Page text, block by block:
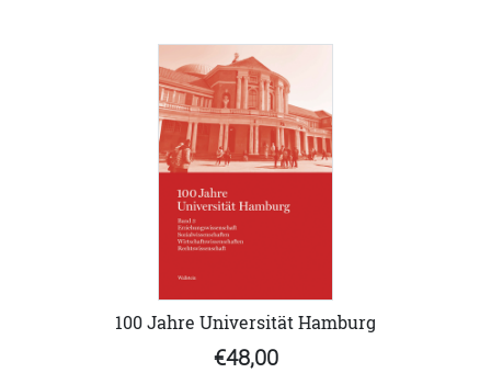
100 Jahre Universität Hamburg
€48,00